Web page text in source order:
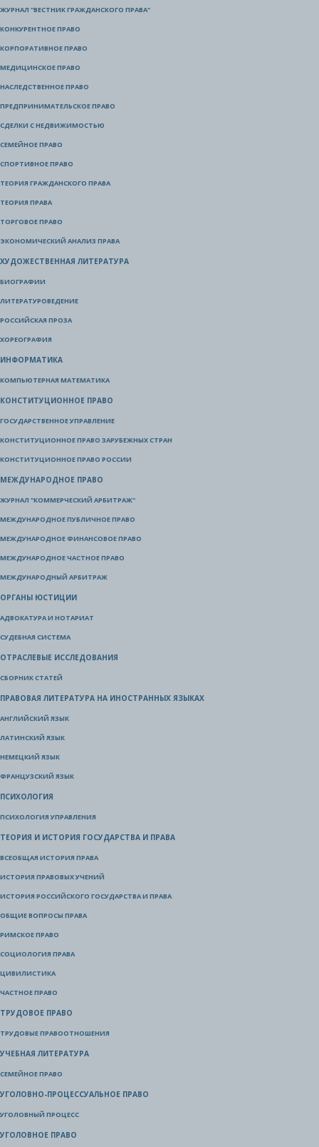
ЖУРНАЛ "ВЕСТНИК ГРАЖДАНСКОГО ПРАВА"
КОНКУРЕНТНОЕ ПРАВО
КОРПОРАТИВНОЕ ПРАВО
МЕДИЦИНСКОЕ ПРАВО
НАСЛЕДСТВЕННОЕ ПРАВО
ПРЕДПРИНИМАТЕЛЬСКОЕ ПРАВО
СДЕЛКИ С НЕДВИЖИМОСТЬЮ
СЕМЕЙНОЕ ПРАВО
СПОРТИВНОЕ ПРАВО
ТЕОРИЯ ГРАЖДАНСКОГО ПРАВА
ТЕОРИЯ ПРАВА
ТОРГОВОЕ ПРАВО
ЭКОНОМИЧЕСКИЙ АНАЛИЗ ПРАВА
ХУДОЖЕСТВЕННАЯ ЛИТЕРАТУРА
БИОГРАФИИ
ЛИТЕРАТУРОВЕДЕНИЕ
РОССИЙСКАЯ ПРОЗА
ХОРЕОГРАФИЯ
ИНФОРМАТИКА
КОМПЬЮТЕРНАЯ МАТЕМАТИКА
КОНСТИТУЦИОННОЕ ПРАВО
ГОСУДАРСТВЕННОЕ УПРАВЛЕНИЕ
КОНСТИТУЦИОННОЕ ПРАВО ЗАРУБЕЖНЫХ СТРАН
КОНСТИТУЦИОННОЕ ПРАВО РОССИИ
МЕЖДУНАРОДНОЕ ПРАВО
ЖУРНАЛ "КОММЕРЧЕСКИЙ АРБИТРАЖ"
МЕЖДУНАРОДНОЕ ПУБЛИЧНОЕ ПРАВО
МЕЖДУНАРОДНОЕ ФИНАНСОВОЕ ПРАВО
МЕЖДУНАРОДНОЕ ЧАСТНОЕ ПРАВО
МЕЖДУНАРОДНЫЙ АРБИТРАЖ
ОРГАНЫ ЮСТИЦИИ
АДВОКАТУРА И НОТАРИАТ
СУДЕБНАЯ СИСТЕМА
ОТРАСЛЕВЫЕ ИССЛЕДОВАНИЯ
СБОРНИК СТАТЕЙ
ПРАВОВАЯ ЛИТЕРАТУРА НА ИНОСТРАННЫХ ЯЗЫКАХ
АНГЛИЙСКИЙ ЯЗЫК
ЛАТИНСКИЙ ЯЗЫК
НЕМЕЦКИЙ ЯЗЫК
ФРАНЦУЗСКИЙ ЯЗЫК
ПСИХОЛОГИЯ
ПСИХОЛОГИЯ УПРАВЛЕНИЯ
ТЕОРИЯ И ИСТОРИЯ ГОСУДАРСТВА И ПРАВА
ВСЕОБЩАЯ ИСТОРИЯ ПРАВА
ИСТОРИЯ ПРАВОВЫХ УЧЕНИЙ
ИСТОРИЯ РОССИЙСКОГО ГОСУДАРСТВА И ПРАВА
ОБЩИЕ ВОПРОСЫ ПРАВА
РИМСКОЕ ПРАВО
СОЦИОЛОГИЯ ПРАВА
ЦИВИЛИСТИКА
ЧАСТНОЕ ПРАВО
ТРУДОВОЕ ПРАВО
ТРУДОВЫЕ ПРАВООТНОШЕНИЯ
УЧЕБНАЯ ЛИТЕРАТУРА
СЕМЕЙНОЕ ПРАВО
УГОЛОВНО-ПРОЦЕССУАЛЬНОЕ ПРАВО
УГОЛОВНЫЙ ПРОЦЕСС
УГОЛОВНОЕ ПРАВО